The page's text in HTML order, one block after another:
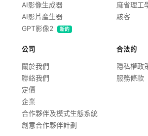
AI影像生成器
AI影片產生器
GPT影像2
新的
麻省理工
駭客
公司
關於我們
聯絡我們
定價
企業
合作夥伴及模式生態系統
創意合作夥伴計劃
合法的
隱私權政
服務條款